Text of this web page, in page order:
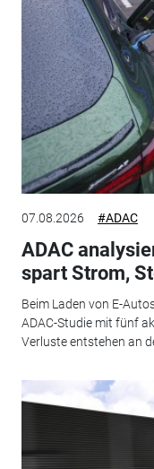
07.08.2026 #ADAC
ADAC
spart Strom,
Beim Laden von E-
ADAC-Studie mit fünf
Verluste entstehen an